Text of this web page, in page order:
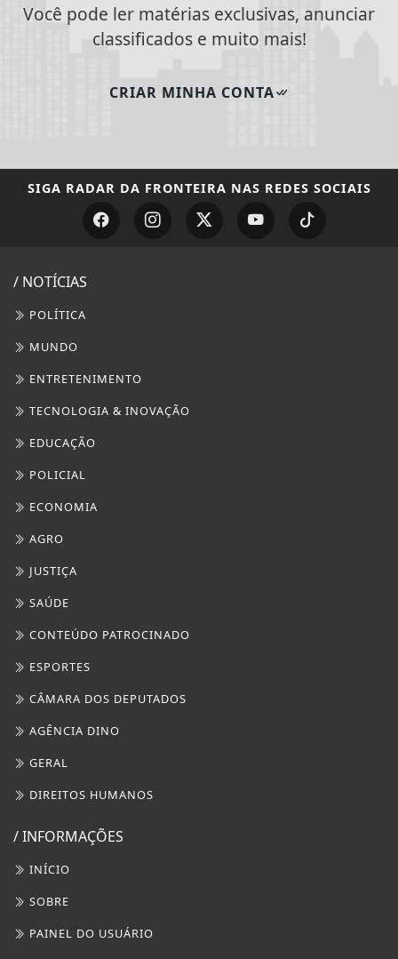
Você pode ler matérias exclusivas, anunciar
classificados e muito mais!
CRIAR MINHA CONTA
SIGA RADAR DA FRONTEIRA NAS REDES SOCIAIS
/ NOTÍCIAS
POLÍTICA
MUNDO
ENTRETENIMENTO
TECNOLOGIA & INOVAÇÃO
EDUCAÇÃO
POLICIAL
ECONOMIA
AGRO
JUSTIÇA
SAÚDE
CONTEÚDO PATROCINADO
ESPORTES
CÂMARA DOS DEPUTADOS
AGÊNCIA DINO
GERAL
DIREITOS HUMANOS
/ INFORMAÇÕES
INÍCIO
SOBRE
PAINEL DO USUÁRIO